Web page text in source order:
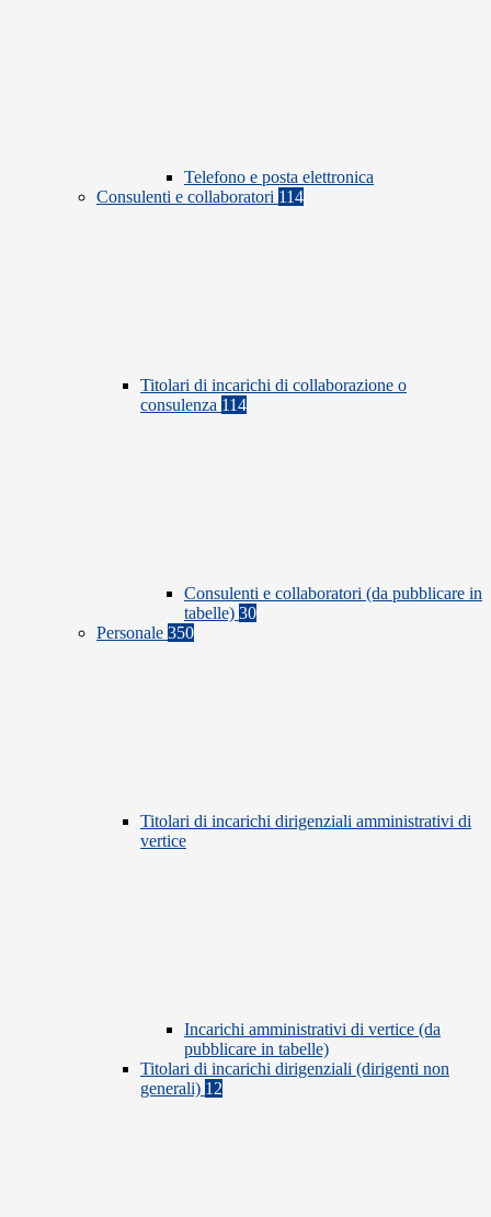
Telefono e posta elettronica
Consulenti e collaboratori 114
Titolari di incarichi di collaborazione o
consulenza 114
Consulenti e collaboratori (da pubblicare in
tabelle) 30
Personale 350
Titolari di incarichi dirigenziali amministrativi di
vertice
Incarichi amministrativi di vertice (da
pubblicare in tabelle)
Titolari di incarichi dirigenziali (dirigenti non
generali) 12